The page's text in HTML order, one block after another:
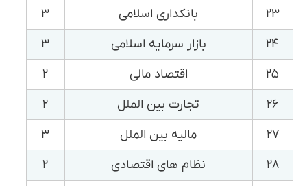
۲۳
بانکداری اسلامی
۳
۲۴
بازار سرمایه اسلامی
۳
۲۵
اقتصاد مالی
۲
۲۶
تجارت بین الملل
۲
۲۷
مالیه بین الملل
۳
۲۸
نظام های اقتصادی ۲